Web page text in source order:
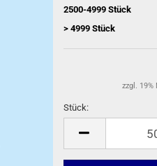
2500-4999 Stück
> 4999 Stück
zzgl.
Stück:
Stück